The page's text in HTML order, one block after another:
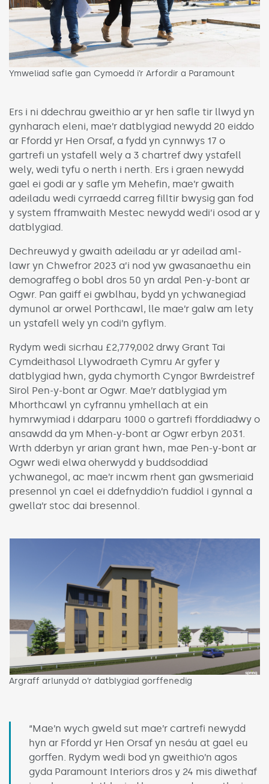
Ymweliad safle gan Cymoedd i’r Arfordir a Paramount
Ers i ni ddechrau gweithio ar yr hen safle tir llwyd yn
gynharach eleni, mae’r datblygiad newydd 20 eiddo
ar Ffordd yr Hen Orsaf, a fydd yn cynnwys 17 o
gartrefi un ystafell wely a 3 chartref dwy ystafell
wely, wedi tyfu o nerth i nerth. Ers i graen newydd
gael ei godi ar y safle ym Mehefin, mae’r gwaith
adeiladu wedi cyrraedd carreg filltir bwysig gan fod
y system fframwaith Mestec newydd wedi’i osod ar y
datblygiad.
Dechreuwyd y gwaith adeiladu ar yr adeilad aml-
lawr yn Chwefror 2023 a’i nod yw gwasanaethu ein
demograffeg o bobl dros 50 yn ardal Pen-y-bont ar
Ogwr. Pan gaiff ei gwblhau, bydd yn ychwanegiad
dymunol ar orwel Porthcawl, lle mae’r galw am lety
un ystafell wely yn codi’n gyflym.
Rydym wedi sicrhau £2,779,002 drwy Grant Tai
Cymdeithasol Llywodraeth Cymru Ar gyfer y
datblygiad hwn, gyda chymorth Cyngor Bwrdeistref
Sirol Pen-y-bont ar Ogwr. Mae’r datblygiad ym
Mhorthcawl yn cyfrannu ymhellach at ein
hymrwymiad i ddarparu 1000 o gartrefi fforddiadwy o
ansawdd da ym Mhen-y-bont ar Ogwr erbyn 2031.
Wrth dderbyn yr arian grant hwn, mae Pen-y-bont ar
Ogwr wedi elwa oherwydd y buddsoddiad
ychwanegol, ac mae’r incwm rhent gan gwsmeriaid
presennol yn cael ei ddefnyddio’n fuddiol i gynnal a
gwella’r stoc dai bresennol.
Argraff arlunydd o’r datblygiad gorffenedig
“Mae’n wych gweld sut mae’r cartrefi newydd
hyn ar Ffordd yr Hen Orsaf yn nesáu at gael eu
gorffen. Rydym wedi bod yn gweithio’n agos
gyda Paramount Interiors dros y 24 mis diwethaf